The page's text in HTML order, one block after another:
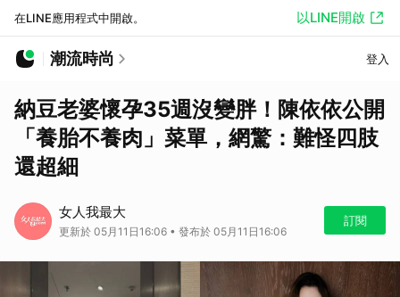
在LINE應用程式中開啟。 以LINE開啟
潮流時尚 登入
納豆老婆懷孕35週沒變胖！陳依依公開
「養胎不養肉」菜單，網驚：難怪四肢
還超細
女人我最大
更新於 05月11日16:06 • 發布於 05月11日16:06
訂閱